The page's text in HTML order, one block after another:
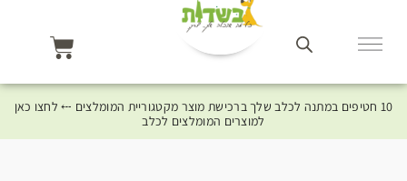
10 חטיפים במתנה לכלב שלך ברכישת מוצר מקטגוריית המומלצים ⤎ לחצו כאן
למוצרים המומלצים לכלב